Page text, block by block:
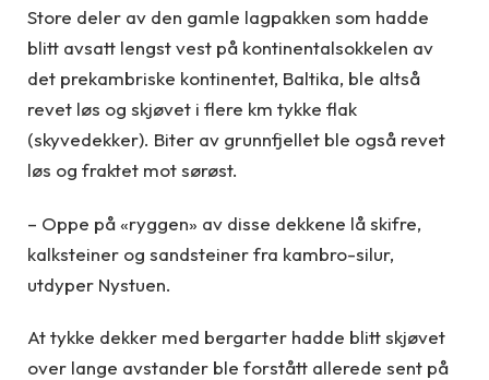
Store deler av den gamle lagpakken som hadde
blitt avsatt lengst vest på kontinentalsokkelen av
det prekambriske kontinentet, Baltika, ble altså
revet løs og skjøvet i flere km tykke flak
(skyvedekker). Biter av grunnfjellet ble også revet
løs og fraktet mot sørøst.
– Oppe på «ryggen» av disse dekkene lå skifre,
kalksteiner og sandsteiner fra kambro-silur,
utdyper Nystuen.
At tykke dekker med bergarter hadde blitt skjøvet
over lange avstander ble forstått allerede sent på